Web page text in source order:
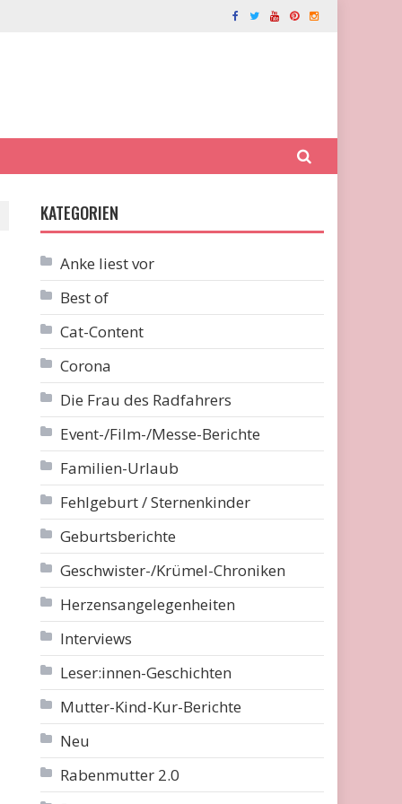
KATEGORIEN
Anke liest vor
Best of
Cat-Content
Corona
Die Frau des Radfahrers
Event-/Film-/Messe-Berichte
Familien-Urlaub
Fehlgeburt / Sternenkinder
Geburtsberichte
Geschwister-/Krümel-Chroniken
Herzensangelegenheiten
Interviews
Leser:innen-Geschichten
Mutter-Kind-Kur-Berichte
Neu
Rabenmutter 2.0